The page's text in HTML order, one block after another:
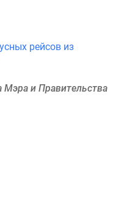
рейсов из
Мэра и Правительства